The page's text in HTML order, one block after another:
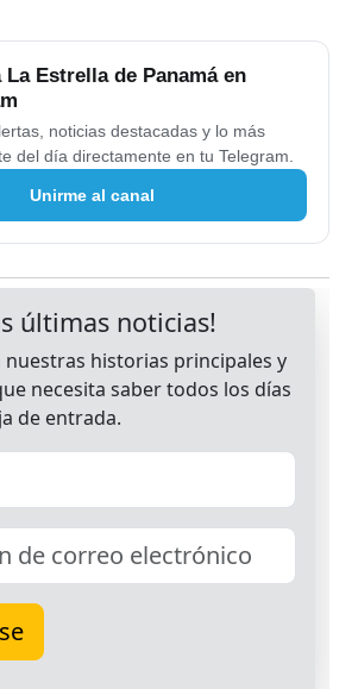
La Estrella de Panamá en
noticias destacadas y lo más
del día directamente en tu Telegram.
Unirme al canal